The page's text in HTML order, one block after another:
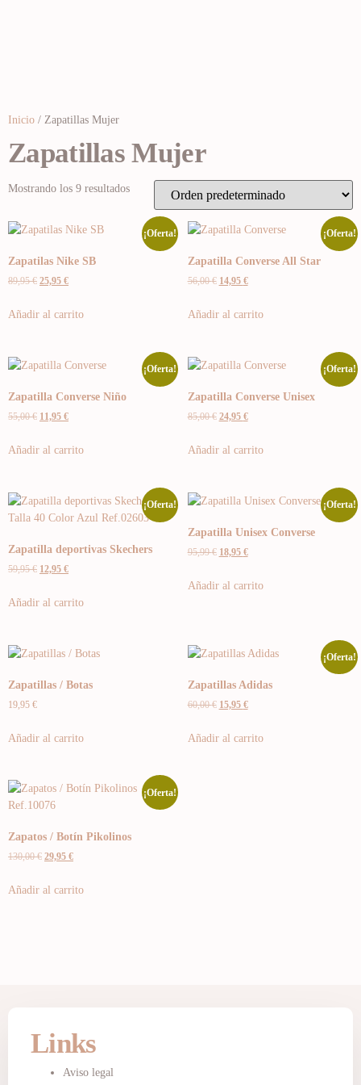
Inicio / Zapatillas Mujer
Zapatillas Mujer
Mostrando los 9 resultados
¡Oferta!
Zapatilas Nike SB
89,95€ 25,95 €
Añadir al carrito
¡Oferta!
Zapatilla Converse All Star
56,00€ 14,95 €
Añadir al carrito
¡Oferta!
Zapatilla Converse Niño
55,00€ 11,95 €
Añadir al carrito
¡Oferta!
Zapatilla Converse Unisex
85,00€ 24,95 €
Añadir al carrito
¡Oferta!
Zapatilla deportivas Skechers
59,95€ 12,95 €
Añadir al carrito
¡Oferta!
Zapatilla Unisex Converse
95,99€ 18,95 €
Añadir al carrito
Zapatillas / Botas
19,95 €
Añadir al carrito
¡Oferta!
Zapatillas Adidas
60,00€ 15,95 €
Añadir al carrito
¡Oferta!
Zapatos / Botín Pikolinos
130,00€ 29,95 €
Añadir al carrito
Links
Aviso legal